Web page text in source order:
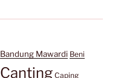
Bandung Mawardi Beni
Canting Caping